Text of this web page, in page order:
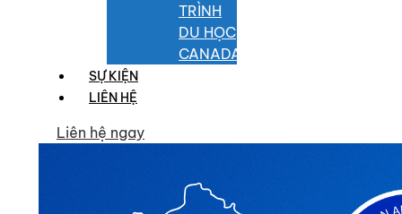
TRÌNH
DU HỌC
CANADA
SỰ KIỆN
LIÊN HỆ
Liên hệ ngay